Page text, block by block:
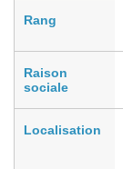
Rang
Raison
sociale
Localisation